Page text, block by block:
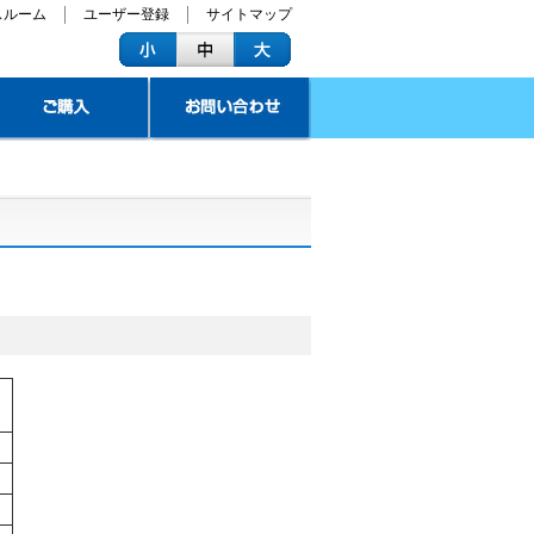
ーム ユーザー登録 サイトマップ